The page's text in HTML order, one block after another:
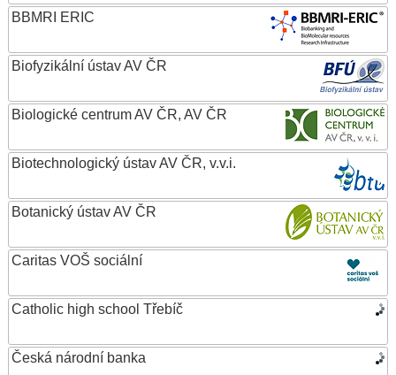
BBMRI ERIC
Biofyzikální ústav AV ČR
Biologické centrum AV ČR, AV ČR
Biotechnologický ústav AV ČR, v.v.i.
Botanický ústav AV ČR
Caritas VOŠ sociální
Catholic high school Třebíč
Česká národní banka